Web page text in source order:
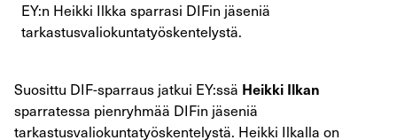
EY:n Heikki Ilkka sparrasi DIFin jäseniä
tarkastusvaliokuntatyöskentelystä.
Suosittu DIF-sparraus jatkui EY:ssä Heikki Ilkan
sparratessa pienryhmää DIFin jäseniä
tarkastusvaliokuntatyöskentelystä. Heikki Ilkalla on